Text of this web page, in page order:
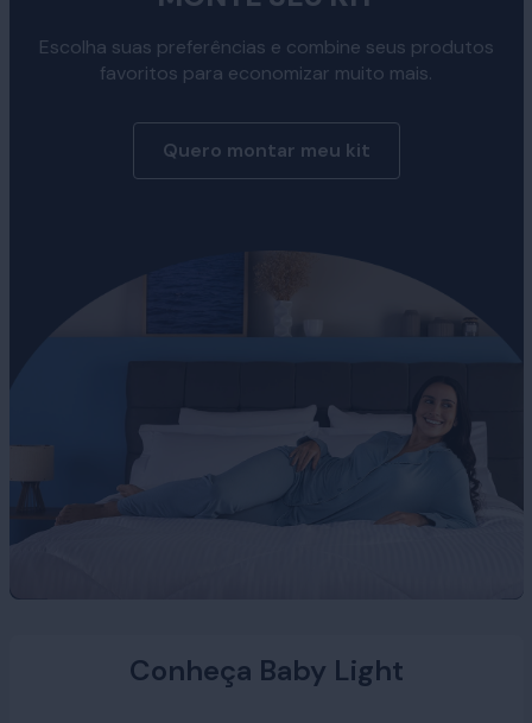
Escolha suas preferências e combine seus produtos
favoritos para economizar muito mais.
Quero montar meu kit
Conheça Baby Light